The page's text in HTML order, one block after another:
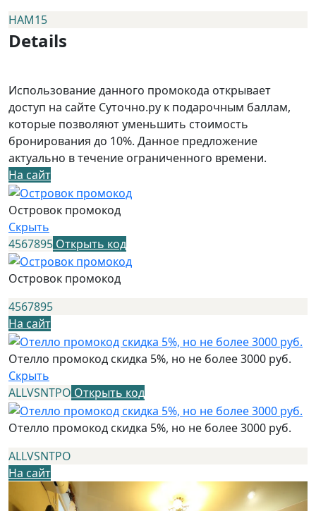
НАМ15
Details
Использование данного промокода открывает
доступ на сайте Суточно.ру к подарочным баллам,
которые позволяют уменьшить стоимость
бронирования до 10%. Данное предложение
актуально в течение ограниченного времени.
На сайт
Островок промокод
Скрыть
4567895 Открыть код
Островок промокод
4567895
На сайт
Отелло промокод скидка 5%, но не более 3000 руб.
Скрыть
ALLVSNTPO Открыть код
Отелло промокод скидка 5%, но не более 3000 руб.
ALLVSNTPO
На сайт